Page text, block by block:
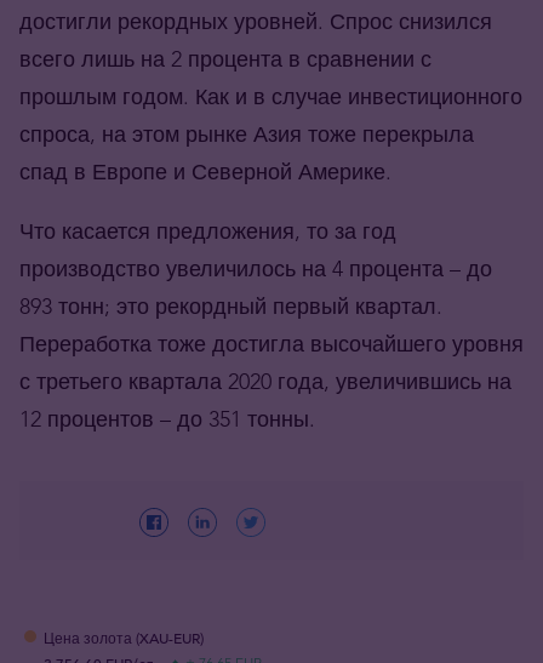
достигли рекордных уровней. Спрос снизился
всего лишь на 2 процента в сравнении с
прошлым годом. Как и в случае инвестиционного
спроса, на этом рынке Азия тоже перекрыла
спад в Европе и Северной Америке.
Что касается предложения, то за год
производство увеличилось на 4 процента – до
893 тонн; это рекордный первый квартал.
Переработка тоже достигла высочайшего уровня
с третьего квартала 2020 года, увеличившись на
12 процентов – до 351 тонны.
Цена золота (XAU-EUR)